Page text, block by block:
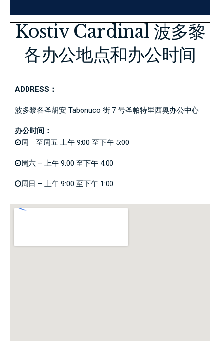
Kostiv Cardinal 波多黎
各办公地点和办公时间
ADDRESS：
波多黎各圣胡安 Tabonuco 街 7 号圣帕特里西奥办公中心
办公时间：
周一至周五 上午 9:00 至下午 5:00
周六 – 上午 9:00 至下午 4:00
周日 – 上午 9:00 至下午 1:00